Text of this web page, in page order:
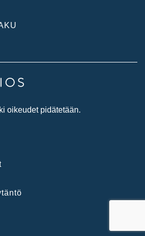
oikeudet pidätetään.